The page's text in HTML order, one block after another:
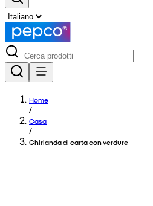
Home
/
Casa
/
Ghirlanda di carta con verdure